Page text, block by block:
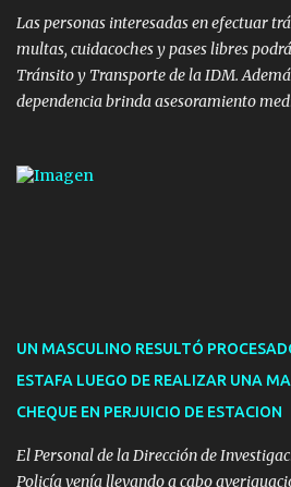
implicaron una inversión estimada ...
Las personas interesadas en efectuar
multas, cuidacoches y pases libres
Tránsito y Transporte de la IDM.
dependencia brinda asesoramiento
presencial comprende los siguientes
1921(interno 1456). Cuidacoches:
1921(interno 1246). Transporte:
Uber y Taxi, a través de
UN MASCULINO RESULTÓ
ESTAFA LUEGO DE REALIZAR UNA
CHEQUE EN PERJUICIO DE ESTACION
El Personal de la Dirección de
Policía venía llevando a cabo